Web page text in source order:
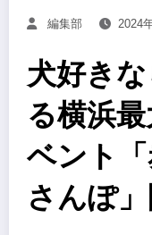
編集部 2024
犬好き
る横浜
ベント
さんぽ